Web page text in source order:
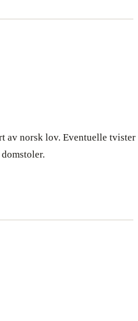
av norsk lov. Eventuelle tvister